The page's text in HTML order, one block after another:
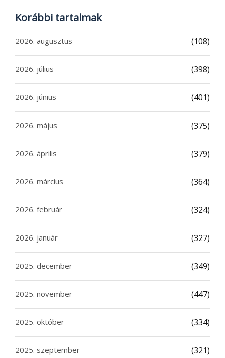
Korábbi tartalmak
2026. augusztus (108)
2026. július (398)
2026. június (401)
2026. május (375)
2026. április (379)
2026. március (364)
2026. február (324)
2026. január (327)
2025. december (349)
2025. november (447)
2025. október (334)
2025. szeptember (321)